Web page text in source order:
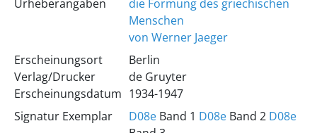
Urheberangaben
die Formung des griechischen
Menschen
von Werner Jaeger
Erscheinungsort
Verlag/Drucker
Erscheinungsdatum
Berlin
de Gruyter
1934-1947
Signatur Exemplar
D08eBand 1 D08eBand 2 D08e